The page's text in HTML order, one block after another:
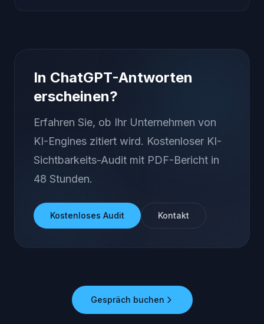
In ChatGPT-Antworten
erscheinen?
Erfahren Sie, ob Ihr Unternehmen von
KI-Engines zitiert wird. Kostenloser KI-
Sichtbarkeits-Audit mit PDF-Bericht in
48 Stunden.
Kostenloses Audit Kontakt
Gespräch buchen